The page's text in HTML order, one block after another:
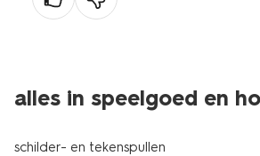
alles in speelgoed en
schilder- en tekenspullen